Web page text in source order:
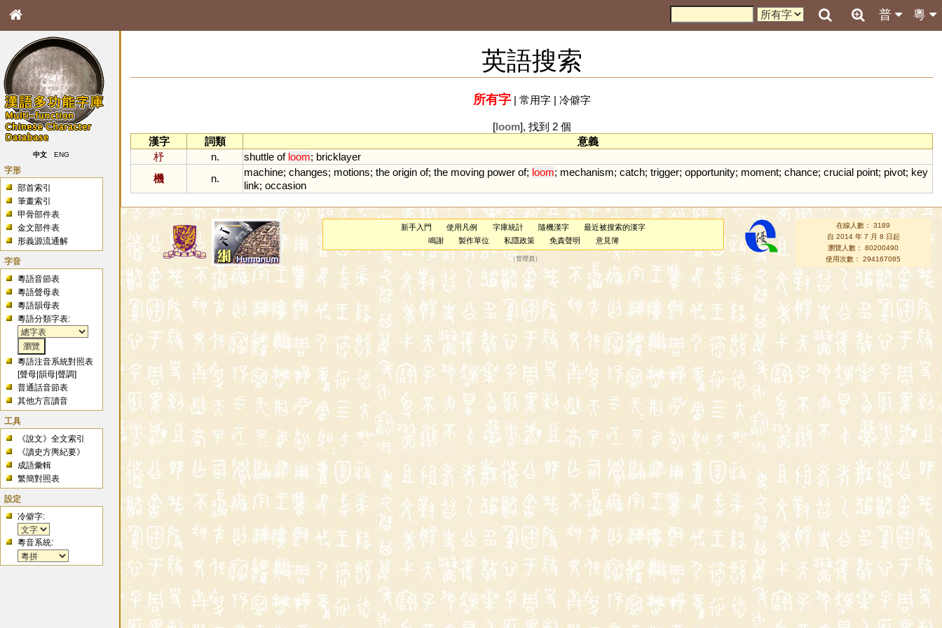
粵
普
中文 ENG
字形
部首索引
筆畫索引
甲骨部件表
金文部件表
形義源流通解
字音
粵語音節表
粵語聲母表
粵語韻母表
粵語分類字表:
粵語注音系統對照表
[聲母 |韻母 |聲調]
普通話音節表
其他方言讀音
工具
《說文》全文索引
《讀史方輿紀要》
成語彙輯
繁簡對照表
設定
冷僻字:
粵音系統:
英語搜索
所有字| 常用字| 冷僻字
[loom], 找到 2 個
漢字
詞類
意義
杼
n. shuttle of loom; bricklayer
機
n.
machine; changes; motions; the origin of; the moving power of; loom; mechanism; catch; trigger; opportunity; moment; chance; crucial point; pivot; key
link; occasion
新手入門 使用凡例 字庫統計 隨機漢字
最近被搜索的漢字
鳴謝
製作單位 私隱政策 免責聲明 意見簿
（管理員 ）
在線人數： 3189
自 2014 年 7 月 8 日起
瀏覽人數： 80200490
使用次數： 294167085